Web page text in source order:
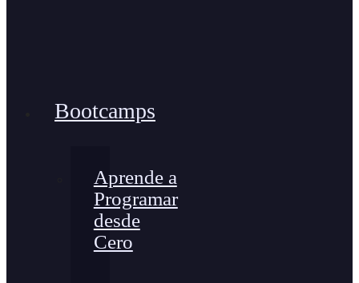
Bootcamps
Aprende a
Programar
desde
Cero